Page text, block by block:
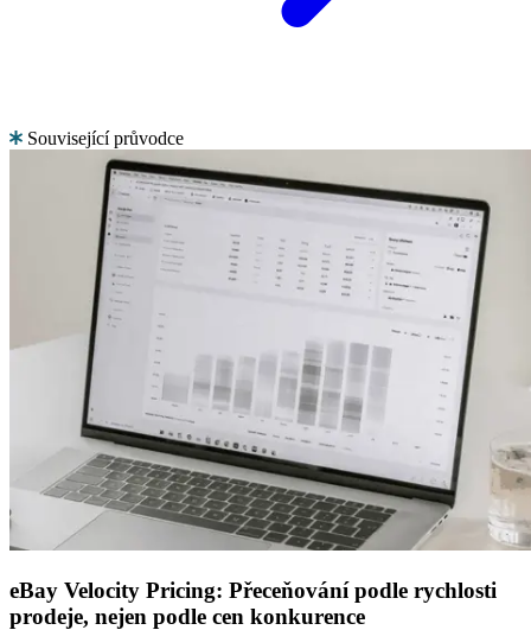
Související průvodce
eBay Velocity Pricing: Přeceňování podle rychlosti
prodeje, nejen podle cen konkurence